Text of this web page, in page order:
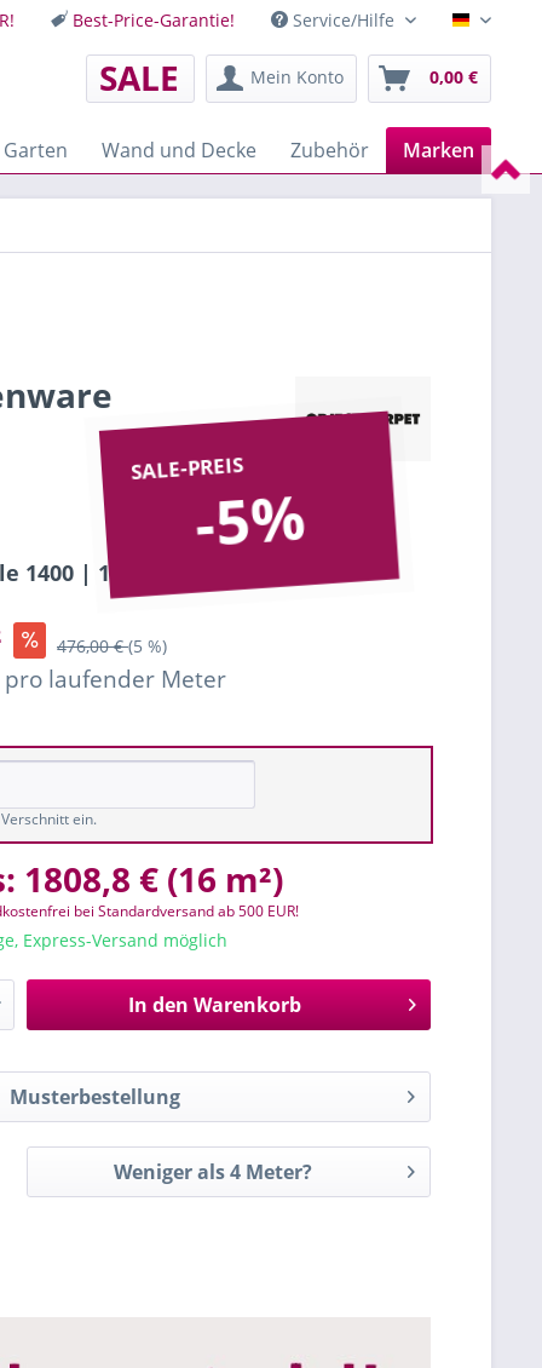
Best-Price-Garantie! Service/Hilfe Deutsch
SALE Mein Konto 0,00 €
Wand und Decke Zubehör Marken
1400 | 1409 Vergissmeinnicht
476,00 €(5 %)
SALE-PREIS
-5%
laufender Meter
ein.
1808,8 € (16 m²)
bei Standardversand ab 500 EUR!
Express-Versand möglich
In den Warenkorb
Musterbestellung
Weniger als 4 Meter?